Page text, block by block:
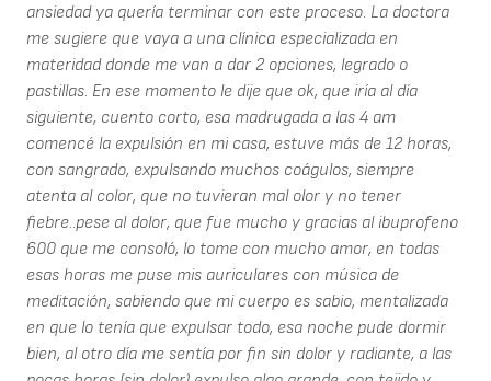
ansiedad ya quería terminar con este proceso. La doctora
me sugiere que vaya a una clínica especializada en
materidad donde me van a dar 2 opciones, legrado o
pastillas. En ese momento le dije que ok, que iría al día
siguiente, cuento corto, esa madrugada a las 4 am
comencé la expulsión en mi casa, estuve más de 12 horas,
con sangrado, expulsando muchos coágulos, siempre
atenta al color, que no tuvieran mal olor y no tener
fiebre..pese al dolor, que fue mucho y gracias al ibuprofeno
600 que me consoló, lo tome con mucho amor, en todas
esas horas me puse mis auriculares con música de
meditación, sabiendo que mi cuerpo es sabio, mentalizada
en que lo tenía que expulsar todo, esa noche pude dormir
bien, al otro día me sentía por fin sin dolor y radiante, a las